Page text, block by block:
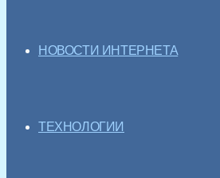
НОВОСТИ ИНТЕРНЕТА
ТЕХНОЛОГИИ